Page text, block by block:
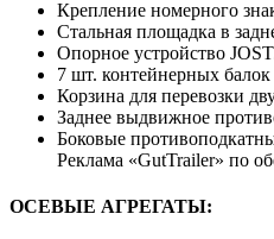
Крепление номерного
Стальная площадка в
Опорное устройство
7 шт. контейнерных
Корзина для перевозки
Заднее выдвижное
Боковые
Реклама «GutTrailer» по
ОСЕВЫЕ АГРЕГАТЫ: